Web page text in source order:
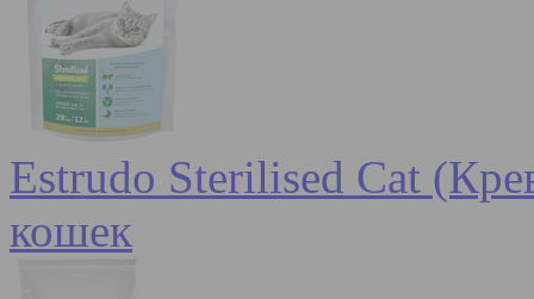
Estrudo Sterilised Cat
кошек